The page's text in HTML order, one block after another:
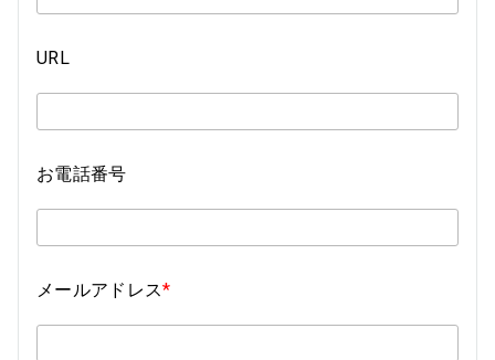
URL
お電話番号
メールアドレス*